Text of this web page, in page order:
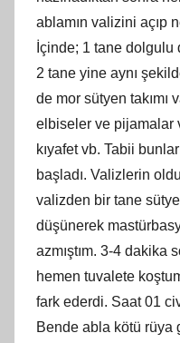
ablamın valizini açıp
İçinde; 1 tane dolgulu
2 tane yine aynı
de mor sütyen takımı
elbiseler ve pijamalar
kıyafet vb. Tabii
başladı. Valizlerin
valizden bir tane
düşünerek
azmıştım. 3-4 dakika
hemen tuvalete
fark ederdi. Saat 01
Bende abla kötü rüya